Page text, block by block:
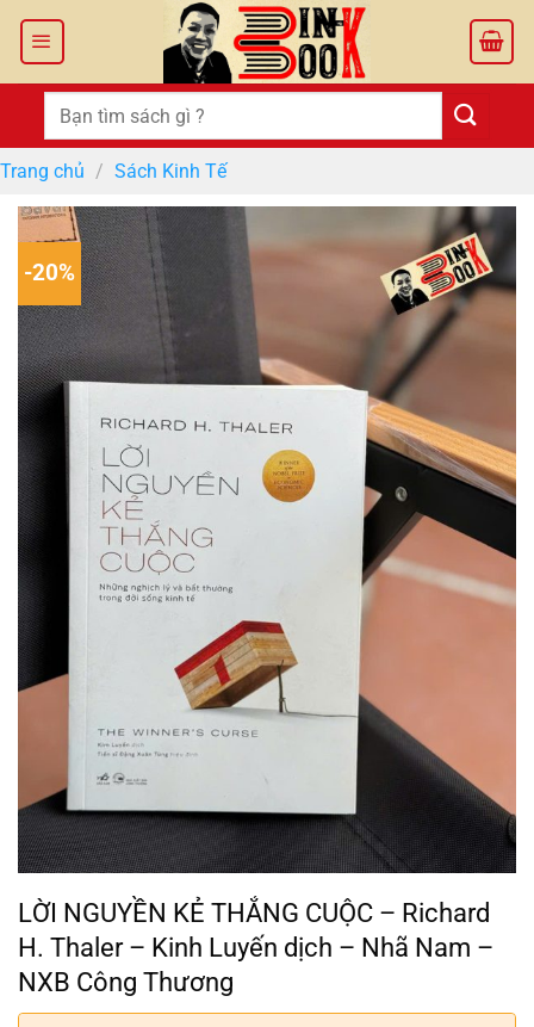
Tìm
kiếm:
Trang chủ / Sách Kinh Tế
-20%
LỜI NGUYỀN KẺ THẮNG CUỘC – Richard
H. Thaler – Kinh Luyến dịch – Nhã Nam –
NXB Công Thương